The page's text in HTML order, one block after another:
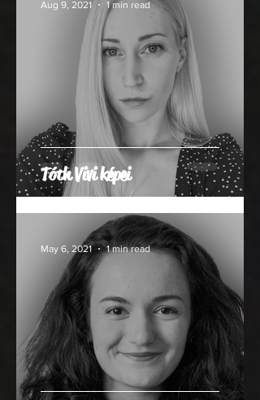
Tóth Vivi képei
Aug 9, 2021 1 min read
May 6, 2021 1 min read